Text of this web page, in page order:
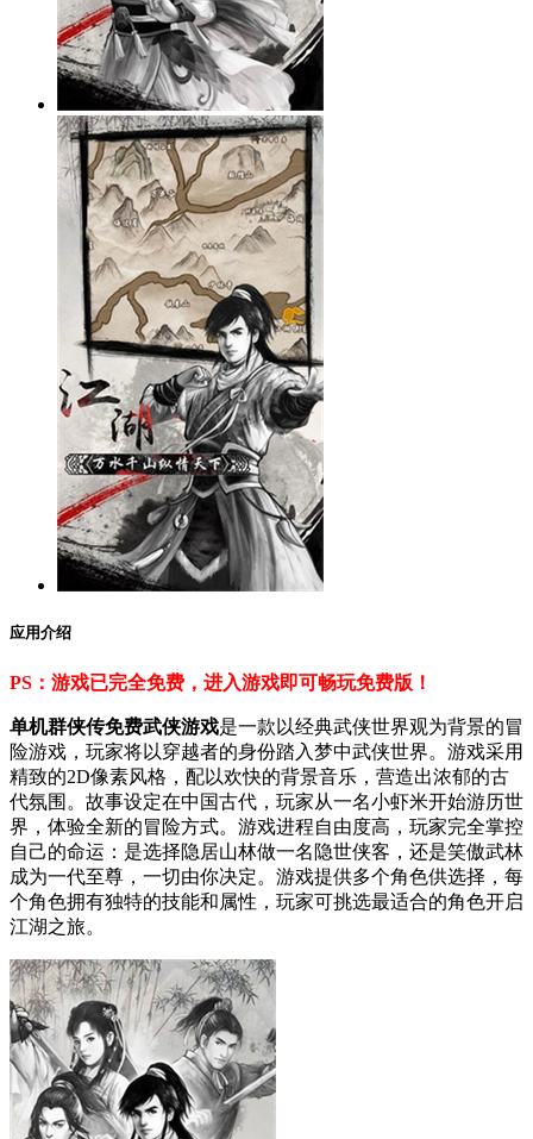
应用介绍
PS：游戏已完全免费，进入游戏即可畅玩免费版！
单机群侠传免费武侠游戏是一款以经典武侠世界观为背景的冒
险游戏，玩家将以穿越者的身份踏入梦中武侠世界。游戏采用
精致的2D像素风格，配以欢快的背景音乐，营造出浓郁的古
代氛围。故事设定在中国古代，玩家从一名小虾米开始游历世
界，体验全新的冒险方式。游戏进程自由度高，玩家完全掌控
自己的命运：是选择隐居山林做一名隐世侠客，还是笑傲武林
成为一代至尊，一切由你决定。游戏提供多个角色供选择，每
个角色拥有独特的技能和属性，玩家可挑选最适合的角色开启
江湖之旅。